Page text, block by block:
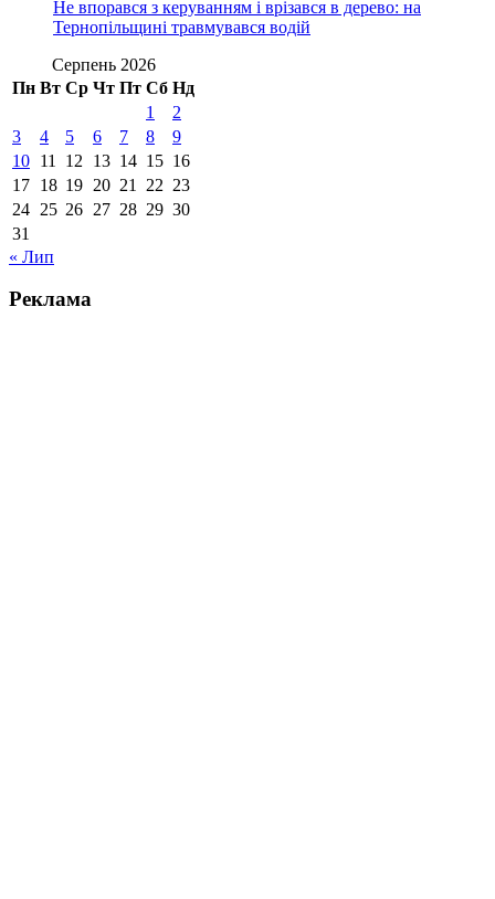
Не впорався з керуванням і врізався в дерево: на
Тернопільщині травмувався водій
Серпень 2026
Пн Вт Ср Чт Пт Сб Нд
1
2
3
4 5 6 7 8
9
10 11 12 13 14 15 16
17 18 19 20 21 22 23
24 25 26 27 28 29 30
31
« Лип
Реклама